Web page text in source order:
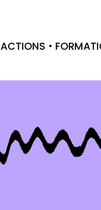
ACTIONS